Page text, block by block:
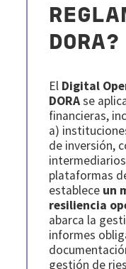
DORA?
El Digital
DORAse
financieras,
a)
de inversión,
plataformas
establece un
resiliencia
abarca la
informes
gestión de